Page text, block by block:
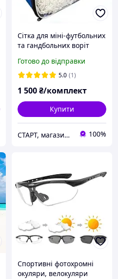
Сітка для міні-футбольних
та гандбольних воріт
мм комплект 2 шт
шестигранна комірка
Готово до відправки
5.0 (1)
1 500₴/комплект
Купити
СТАРТ, магазин спортивних товарів 100%
Спортивні фотохромні
окуляри, велокуляри